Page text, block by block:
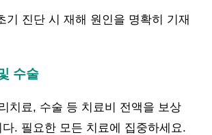
기 진단 시 재해 원인을 명확히 기재
수술
치료, 수술 등 치료비 전액을 보상
. 필요한 모든 치료에 집중하세요.